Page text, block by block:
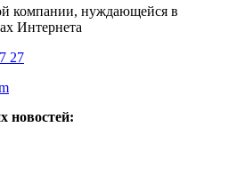
компании, нуждающейся в
Интернета
27
новостей: